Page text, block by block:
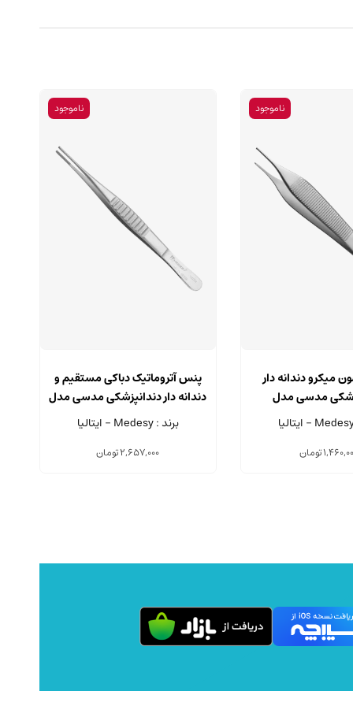
ناموجود
میکرو دندانه دار
مدسی مدل
1016/OY
تومان
ناموجود
پنس آتروماتیک دباکی مستقیم و
دندانه دار دندانپزشکی مدسی مدل
1007/R برند : Medesy - ایتالیا
2,657,000تومان